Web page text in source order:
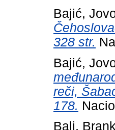
Bajić,
328 str.
Bajić,
reči,
178.
Balj,